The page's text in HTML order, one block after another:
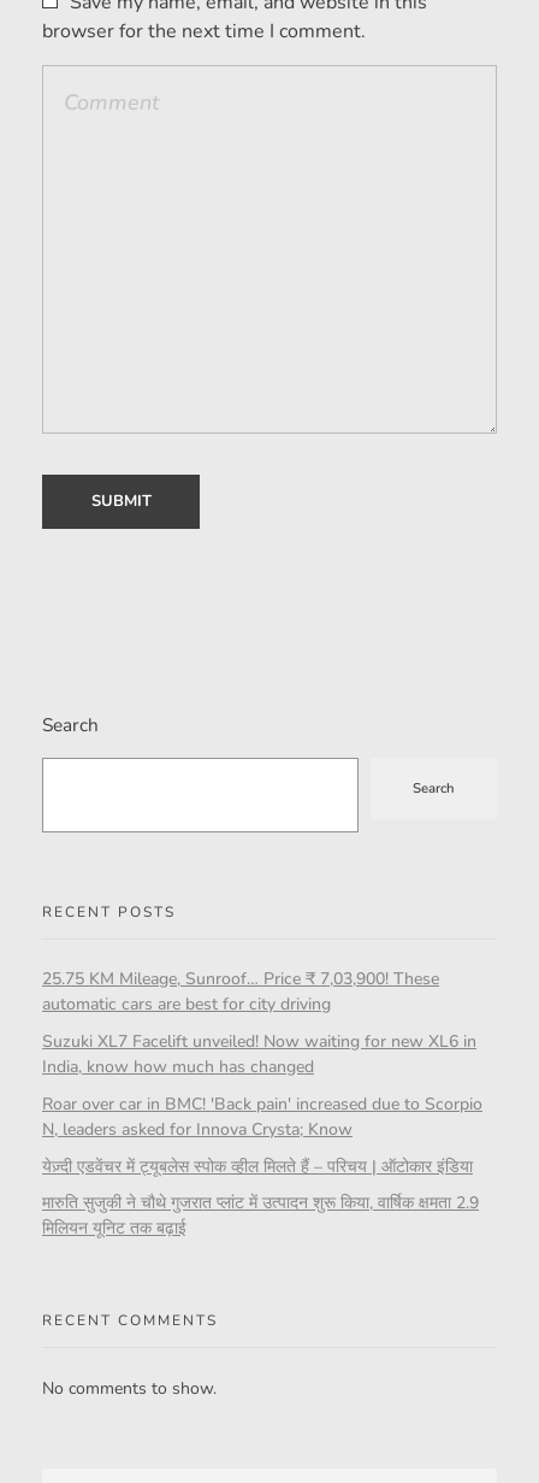
browser for the next time I comment.
Search
Search
RECENT POSTS
25.75 KM Mileage, Sunroof… Price ₹ 7,03,900! These
automatic cars are best for city driving
Suzuki XL7 Facelift unveiled! Now waiting for new XL6 in
India, know how much has changed
Roar over car in BMC! 'Back pain' increased due to Scorpio
N, leaders asked for Innova Crysta; Know
येज़्दी एडवेंचर में ट्यूबलेस स्पोक व्हील मिलते हैं – परिचय | ऑटोकार इंडिया
मारुति सुजुकी ने चौथे गुजरात प्लांट में उत्पादन शुरू किया, वार्षिक क्षमता 2.9
मिलियन यूनिट तक बढ़ाई
RECENT COMMENTS
No comments to show.